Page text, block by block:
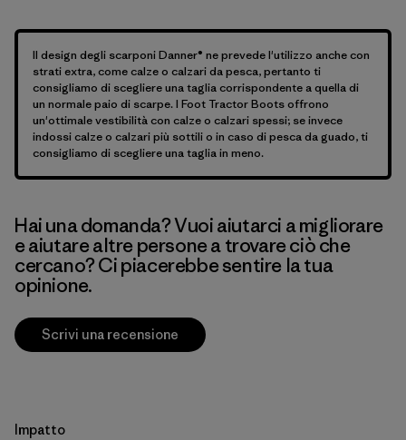
Il design degli scarponi Danner® ne prevede l'utilizzo anche con
strati extra, come calze o calzari da pesca, pertanto ti
consigliamo di scegliere una taglia corrispondente a quella di
un normale paio di scarpe. I Foot Tractor Boots offrono
un'ottimale vestibilità con calze o calzari spessi; se invece
indossi calze o calzari più sottili o in caso di pesca da guado, ti
consigliamo di scegliere una taglia in meno.
Hai una domanda? Vuoi aiutarci a migliorare
e aiutare altre persone a trovare ciò che
cercano? Ci piacerebbe sentire la tua
opinione.
Scrivi una recensione
Impatto